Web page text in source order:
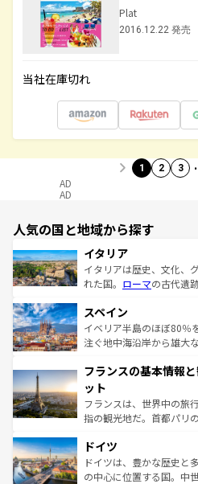
Plat
2016.12.22 発売
当社在庫切れ
1 2 3
AD
AD
人気の国と地域から探す
イタリア
イタリアは歴史、文化、
れた国。 ローマの古代遺
ろん、トスカーナの美し
景など、自然景観も見逃
ピザやパスタなど、絶品
ませてくれるイタリアで
なお、新着のイタリア情報
しい。
スペイン
イベリア半島のほぼ80％
注ぐ地中海沿岸から雄大
文化が根付くこの国では
れる闘牛、そして美味し
る。首都マドリードの洗
アートに溢れた街角から
せる。地方によって風土
ンテンツ一覧を参照して
フランスの基本情報
ット
フランスは、世界中の旅
指の観光地だ。首都パリ
で、幅広い魅力が詰まっ
聖堂、美しいビーチ、そ
から魅了する。また、フ
ドイツ
ドイツは、豊かな歴史と
の中心に位置する国。中